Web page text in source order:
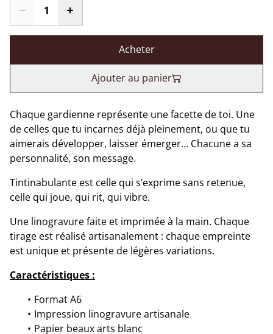
Acheter
Ajouter au panier
Chaque gardienne représente une facette de toi. Une
de celles que tu incarnes déjà pleinement, ou que tu
aimerais développer, laisser émerger… Chacune a sa
personnalité, son message.
Tintinabulante est celle qui s’exprime sans retenue,
celle qui joue, qui rit, qui vibre.
Une linogravure faite et imprimée à la main. Chaque
tirage est réalisé artisanalement : chaque empreinte
est unique et présente de légères variations.
Caractéristiques :
Format A6
Impression linogravure artisanale
Papier beaux arts blanc